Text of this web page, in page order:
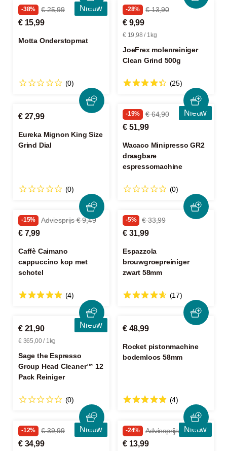
Nieuw
-38% € 25,99
€ 15,99
Motta Onderstopmat
(0)
-28% € 13,90
€ 9,99
€ 19,98 / 1kg
JoeFrex molenreiniger
Clean Grind 500g
(25)
€ 27,99
Eureka Mignon King Size
Grind Dial
(0)
Nieuw
-19% € 64,90
€ 51,99
Wacaco Minipresso GR2
draagbare
espressomachine
(0)
-15% Adviesprijs € 9,49
€ 7,99
Caffè Caimano
cappuccino kop met
schotel
(4)
-5% € 33,99
€ 31,99
Espazzola
brouwgroepreiniger
zwart 58mm
(17)
Nieuw
€ 21,90
€ 365,00 / 1kg
Sage the Espresso
Group Head Cleaner™ 12
Pack Reiniger
(0)
€ 48,99
Rocket pistonmachine
bodemloos 58mm
(4)
Nieuw
-12% € 39,99
€ 34,99
Nieuw
-24% Adviesprijs € 18,50
€ 13,99